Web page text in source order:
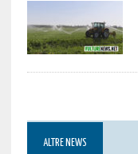
ALTRE NEWS